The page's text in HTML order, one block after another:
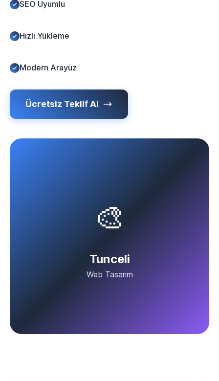
SEO Uyumlu
Hızlı Yükleme
Modern Arayüz
Ücretsiz Teklif Al
🎨
Tunceli
Web Tasarım